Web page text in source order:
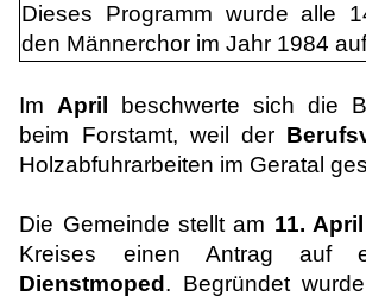
Dieses Programm wurde alle
den Männerchor im Jahr 1984
ImApril
beschwerte sich die
beim Forstamt, weil der
Holzabfuhrarbeiten im Geratal
Die Gemeinde stellt am 11. April
Kreises einen Antrag auf
Dienstmoped . Begründet